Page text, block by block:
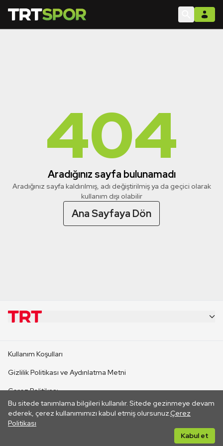
404
Aradığınız sayfa bulunamadı
Aradığınız sayfa kaldırılmış, adı değiştirilmiş ya da geçici olarak
kullanım dışı olabilir
Ana Sayfaya Dön
Bu sitede tanımlama bilgileri kullanılır. Sitede gezinmeye devam
ederek, çerez kullanımımızı kabul etmiş olursunuz.Çerez
Politikası
Kabul et
CANLI YAYINLAR
Kullanım Koşulları
Gizlilik Politikası ve Aydınlatma Metni
Çerez Politikası
İletişim
Her hakkı saklıdır. ©2026 TRT. Bağlantı yoluyla gidilen dış